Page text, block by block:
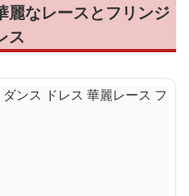
麗なレースとフリンジ
ス